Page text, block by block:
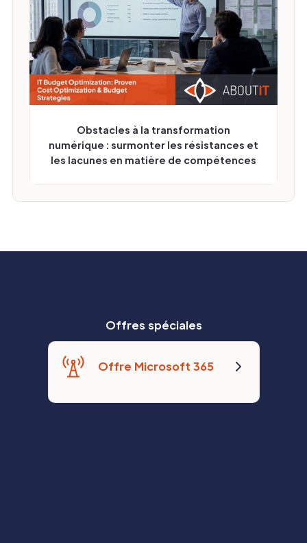
Obstacles à la transformation
numérique : surmonter les résistances et
les lacunes en matière de compétences
Offres spéciales
Offre Microsoft 365